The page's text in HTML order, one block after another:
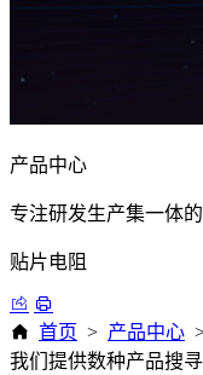
产品中心
专注研发生产集一体
贴片电阻
首页 > 产品中心
我们提供数种产品搜